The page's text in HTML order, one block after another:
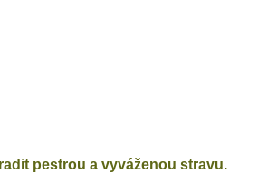
pestrou a vyváženou stravu.